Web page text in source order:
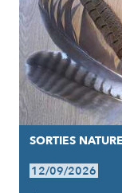
SORTIES NATURE
12/09/2026